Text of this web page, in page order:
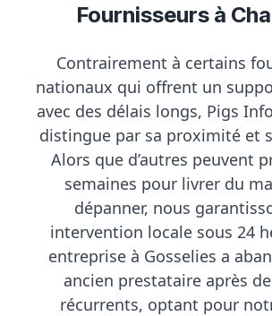
Fournisseurs à
Contrairement à certains
nationaux qui offrent un
avec des délais longs, Pigs
distingue par sa proximité et
Alors que d’autres peuvent
semaines pour livrer du
dépanner, nous
intervention locale sous 24
entreprise à Gosselies a
ancien prestataire après
récurrents, optant pour